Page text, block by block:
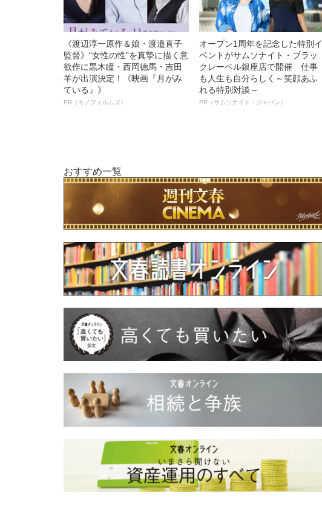
《渡辺淳一原作＆娘・渡邉直子
監督》“女性の性”を真摯に描く意
欲作に黒木瞳・西岡德馬・吉田
羊が出演決定！《映画『月がみ
ている』》
PR（キノフィルムズ）
オープン1周年を記念した特別イ
ベントがサムソナイト・ブラッ
クレーベル銀座店で開催 仕事
も人生も自分らしく～笑顔あふ
れる特別対談～
PR（サムソナイト・ジャパン）
おすすめ一覧